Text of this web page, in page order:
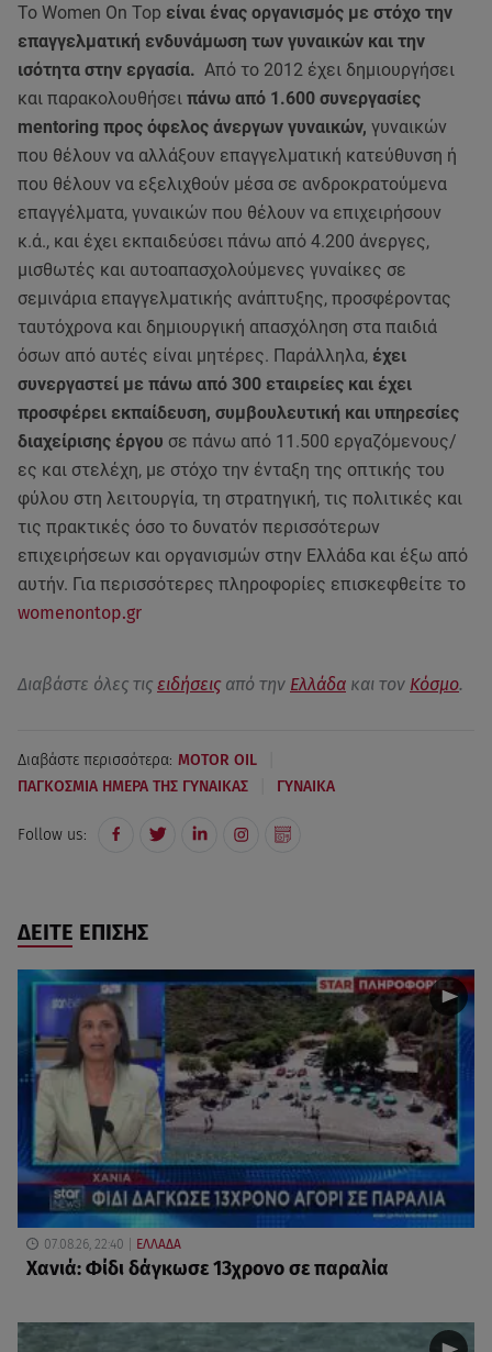
Το Women On Top είναι ένας οργανισμός με στόχο την
επαγγελματική ενδυνάμωση των γυναικών και την
ισότητα στην εργασία. Από το 2012 έχει δημιουργήσει
και παρακολουθήσει πάνω από 1.600 συνεργασίες
mentoring προς όφελος άνεργων γυναικών, γυναικών
που θέλουν να αλλάξουν επαγγελματική κατεύθυνση ή
που θέλουν να εξελιχθούν μέσα σε ανδροκρατούμενα
επαγγέλματα, γυναικών που θέλουν να επιχειρήσουν
κ.ά., και έχει εκπαιδεύσει πάνω από 4.200 άνεργες,
μισθωτές και αυτοαπασχολούμενες γυναίκες σε
σεμινάρια επαγγελματικής ανάπτυξης, προσφέροντας
ταυτόχρονα και δημιουργική απασχόληση στα παιδιά
όσων από αυτές είναι μητέρες. Παράλληλα, έχει
συνεργαστεί με πάνω από 300 εταιρείες και έχει
προσφέρει εκπαίδευση, συμβουλευτική και υπηρεσίες
διαχείρισης έργου σε πάνω από 11.500 εργαζόμενους/
ες και στελέχη, με στόχο την ένταξη της οπτικής του
φύλου στη λειτουργία, τη στρατηγική, τις πολιτικές και
τις πρακτικές όσο το δυνατόν περισσότερων
επιχειρήσεων και οργανισμών στην Ελλάδα και έξω από
αυτήν. Για περισσότερες πληροφορίες επισκεφθείτε το
womenontop.gr
Διαβάστε όλες τις ειδήσεις από την Ελλάδα και τον Κόσμο.
Διαβάστε περισσότερα: MOTOR OIL
ΠΑΓΚΟΣΜΙΑ ΗΜΕΡΑ ΤΗΣ ΓΥΝΑΙΚΑΣ ΓΥΝΑΙΚΑ
Follow us:
ΔΕΙΤΕ ΕΠΙΣΗΣ
07.08.26, 22:40 ΕΛΛΑΔΑ
Χανιά: Φίδι δάγκωσε 13χρονο σε παραλία